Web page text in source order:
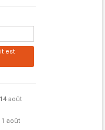
est
août
août